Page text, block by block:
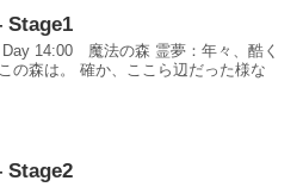
Stage1
14:00 魔法の森 霊夢：年々、酷く
の森は。 確か、ここら辺だった様な
Stage2